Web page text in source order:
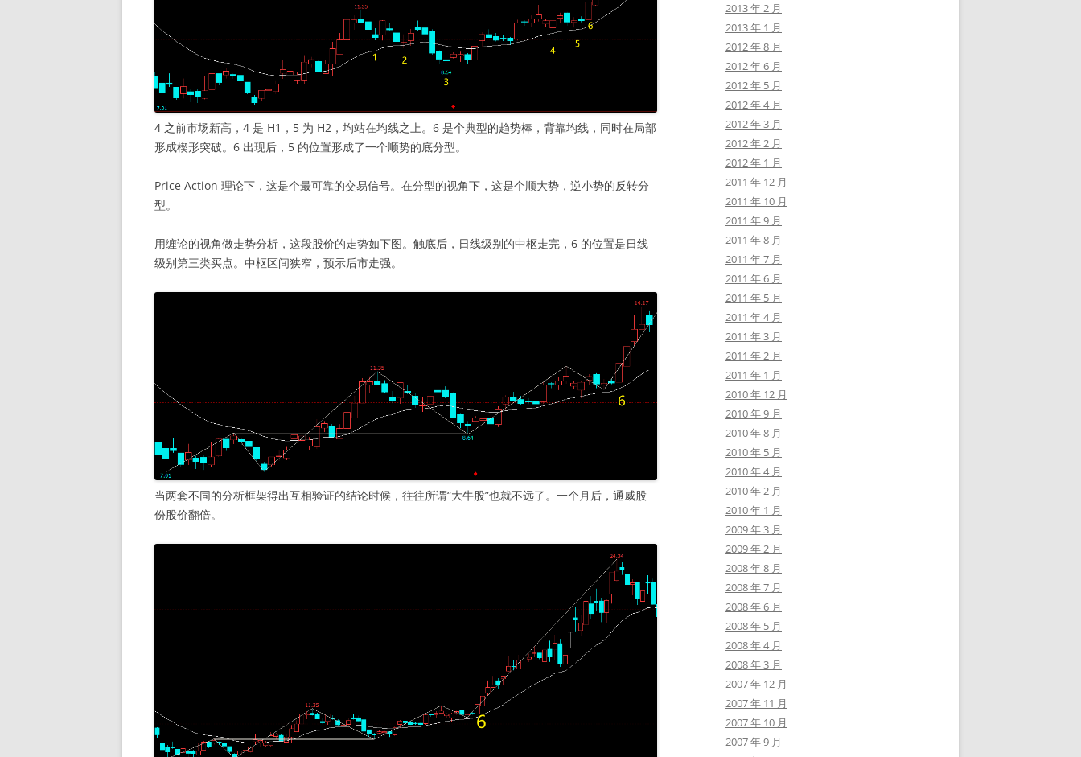
4 之前市场新高，4 是 H1，5 为 H2，均站在均线之上。6 是个典型的趋势棒，背靠均线，同时在局部
形成楔形突破。6 出现后，5 的位置形成了一个顺势的底分型。
Price Action 理论下，这是个最可靠的交易信号。在分型的视角下，这是个顺大势，逆小势的反转分
型。
用缠论的视角做走势分析，这段股价的走势如下图。触底后，日线级别的中枢走完，6 的位置是日线
级别第三类买点。中枢区间狭窄，预示后市走强。
当两套不同的分析框架得出互相验证的结论时候，往往所谓“大牛股”也就不远了。一个月后，通威股
份股价翻倍。
2013 年 2 月
2013 年 1 月
2012 年 8 月
2012 年 6 月
2012 年 5 月
2012 年 4 月
2012 年 3 月
2012 年 2 月
2012 年 1 月
2011 年 12 月
2011 年 10 月
2011 年 9 月
2011 年 8 月
2011 年 7 月
2011 年 6 月
2011 年 5 月
2011 年 4 月
2011 年 3 月
2011 年 2 月
2011 年 1 月
2010 年 12 月
2010 年 9 月
2010 年 8 月
2010 年 5 月
2010 年 4 月
2010 年 2 月
2010 年 1 月
2009 年 3 月
2009 年 2 月
2008 年 8 月
2008 年 7 月
2008 年 6 月
2008 年 5 月
2008 年 4 月
2008 年 3 月
2007 年 12 月
2007 年 11 月
2007 年 10 月
2007 年 9 月